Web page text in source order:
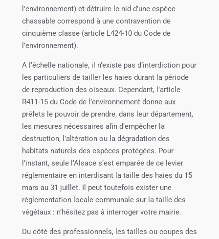
l’environnement) et détruire le nid d’une espèce
chassable correspond à une contravention de
cinquième classe (article L424-10 du Code de
l’environnement).
A l’échelle nationale, il n’existe pas d’interdiction pour
les particuliers de tailler les haies durant la période
de reproduction des oiseaux. Cependant, l’article
R411-15 du Code de l’environnement donne aux
préfets le pouvoir de prendre, dans leur département,
les mesures nécessaires afin d’empêcher la
destruction, l’altération ou la dégradation des
habitats naturels des espèces protégées. Pour
l’instant, seule l’Alsace s’est emparée de ce levier
réglementaire en interdisant la taille des haies du 15
mars au 31 juillet. Il peut toutefois exister une
règlementation locale communale sur la taille des
végétaux : n’hésitez pas à interroger votre mairie.
Du côté des professionnels, les tailles ou coupes des